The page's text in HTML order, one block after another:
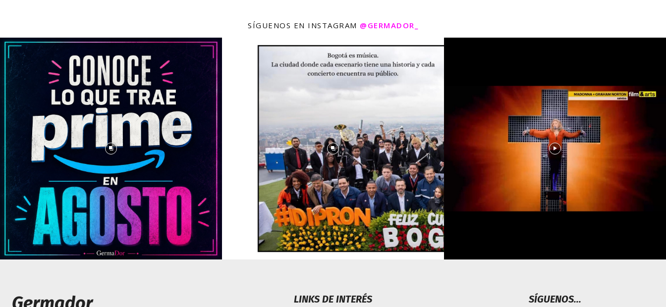
SÍGUENOS EN INSTAGRAM @GERMADOR_
LINKS DE INTERÉS SÍGUENOS...